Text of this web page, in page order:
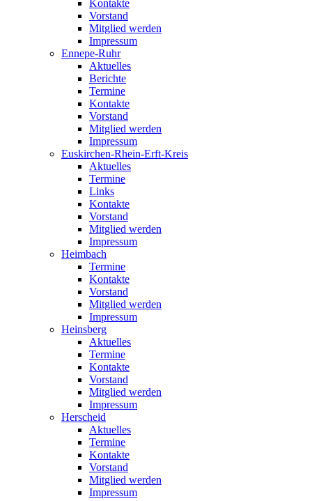
Kontakte
Vorstand
Mitglied werden
Impressum
Ennepe-Ruhr
Aktuelles
Berichte
Termine
Kontakte
Vorstand
Mitglied werden
Impressum
Euskirchen-Rhein-Erft-Kreis
Aktuelles
Termine
Links
Kontakte
Vorstand
Mitglied werden
Impressum
Heimbach
Termine
Kontakte
Vorstand
Mitglied werden
Impressum
Heinsberg
Aktuelles
Termine
Kontakte
Vorstand
Mitglied werden
Impressum
Herscheid
Aktuelles
Termine
Kontakte
Vorstand
Mitglied werden
Impressum